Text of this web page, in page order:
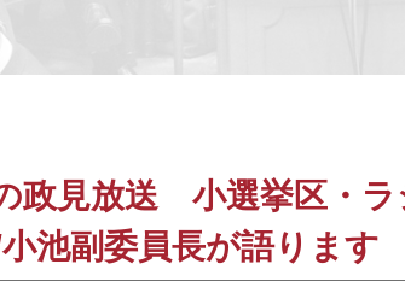
政見放送 小選挙区・
池副委員長が語ります